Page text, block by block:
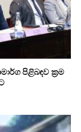
පිළිබඳව ක්‍රම